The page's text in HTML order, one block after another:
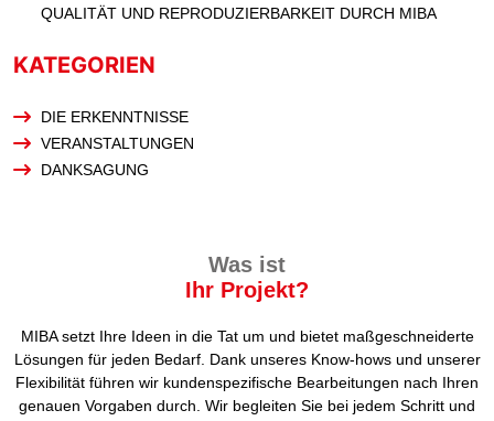
UALITÄT UND REPRODUZIERBARKEIT DURCH MIBA
KATEGORIEN
DIE ERKENNTNISSE
VERANSTALTUNGEN
DANKSAGUNG
Was ist
Ihr Projekt?
MIBA setzt Ihre Ideen in die Tat um und bietet maßgeschneiderte
Lösungen für jeden Bedarf. Dank unseres Know-hows und unserer
Flexibilität führen wir kundenspezifische Bearbeitungen nach Ihren
genauen Vorgaben durch. Wir begleiten Sie bei jedem Schritt und